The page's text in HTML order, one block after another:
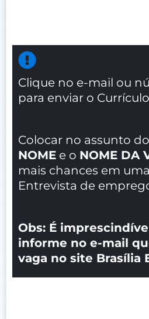
Clique no e-mail ou
para enviar o
Colocar no assunto
NOME e o NOME DA
mais chances em
Entrevista de
Obs: É
informe no e-mail
vaga no site Brasília